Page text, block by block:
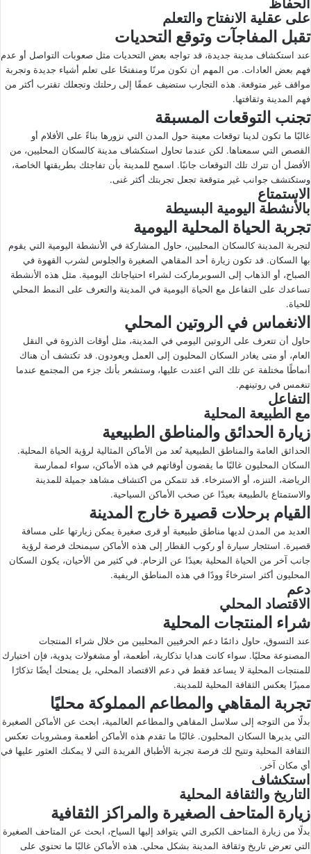
الحفاظ
على عقلية الانفتاح والتعلم
تقبل المفاجآت وتوقع التحديات
عند استكشاف مدينة جديدة، قد تواجه بعض التحديات مثل صعوبات التواصل أو عدم
فهم بعض العادات. من المهم أن تكون مرنًا ومنفتحًا على تعلم أشياء جديدة وتجربة
مواقف غير متوقعة. هذه التجارب ستضيف عمقًا إلى رحلتك وتجعلك تقترب أكثر من
فهم المدينة وثقافتها.
تجنب التوقعات المسبقة
غالبًا ما تكون لدينا توقعات معينة حول المدن التي نزورها بناءً على الأفلام أو
القصص التي سمعناها. لكن عندما تحاول استكشاف مدينة كالسكان المحليين، من
الأفضل أن تترك تلك التوقعات جانبًا. اسمح للمدينة بأن تفاجئك بطريقتها الخاصة،
وستكتشف جوانب غير متوقعة تجعل تجربتك أكثر غنى.
الاستمتاع
بالأنشطة اليومية البسيطة
تجربة الحياة المحلية اليومية
لتجربة المدينة كالسكان المحليين، حاول المشاركة في الأنشطة اليومية التي يقوم
بها السكان. قد تكون زيارة أحد المقاهي الصغيرة والجلوس لشرب القهوة في
الصباح، أو الذهاب إلى السوبرماركت لشراء احتياجاتك اليومية. مثل هذه الأنشطة
تساعدك على التفاعل مع الحياة اليومية في المدينة والتعرف على النمط المحلي
للحياة.
الانغماس في الروتين المحلي
حاول أن تتعرف على الروتين اليومي في المدينة، مثل أوقات الذروة في النقل
العام، أو متى يغادر السكان المحليون إلى العمل ويعودون. قد تكتشف أن هناك
أنماطًا مختلفة عن تلك التي اعتدت عليها، وستشعر بأنك جزء من المجتمع عندما
تنغمس في روتينهم.
التفاعل
مع الطبيعة المحلية
زيارة الحدائق والمناطق الطبيعية
الحدائق العامة والمناطق الطبيعية تُعد من الأماكن المثالية لرؤية الحياة المحلية.
السكان المحليون غالبًا ما يقضون أوقاتهم في هذه الأماكن، سواء لممارسة
الرياضة، التنزه، أو الاسترخاء. قد تتمكن من اكتشاف مشاهد جميلة للمدينة
والاستمتاع بالطبيعة بعيدًا عن صخب الأماكن السياحية.
القيام برحلات قصيرة خارج المدينة
العديد من المدن لديها مناطق طبيعية أو قرى صغيرة يمكن زيارتها على مسافة
قصيرة. استئجار سيارة أو ركوب القطار إلى هذه الأماكن سيمنحك فرصة لرؤية
جانب آخر من الحياة المحلية بعيدًا عن الزحام. في كثير من الأحيان، يكون السكان
المحليون أكثر استرخاءً وودًا في هذه المناطق الريفية.
دعم
الاقتصاد المحلي
شراء المنتجات المحلية
عند التسوق، حاول دائمًا دعم الحرفيين المحليين من خلال شراء المنتجات
المصنوعة محليًا. سواء كانت هدايا تذكارية، أطعمة، أو مشغولات يدوية، فإن اختيارك
للمنتجات المحلية لا يساعد فقط في دعم الاقتصاد المحلي، بل يمنحك أيضًا تذكارًا
مميزًا يعكس الثقافة المحلية للمدينة.
تجربة المقاهي والمطاعم المملوكة محليًا
بدلًا من التوجه إلى سلاسل المقاهي والمطاعم العالمية، ابحث عن الأماكن الصغيرة
التي يديرها السكان المحليون. غالبًا ما تقدم هذه الأماكن أطعمة ومشروبات تعكس
الثقافة المحلية وتتيح لك فرصة تجربة الأطباق الفريدة التي لا يمكنك العثور عليها في
أي مكان آخر.
استكشاف
التاريخ والثقافة المحلية
زيارة المتاحف الصغيرة والمراكز الثقافية
بدلًا من زيارة المتاحف الكبرى التي يتوافد إليها السياح، ابحث عن المتاحف الصغيرة
التي تعرض تاريخ وثقافة المدينة بشكل محلي. هذه الأماكن غالبًا ما تحتوي على